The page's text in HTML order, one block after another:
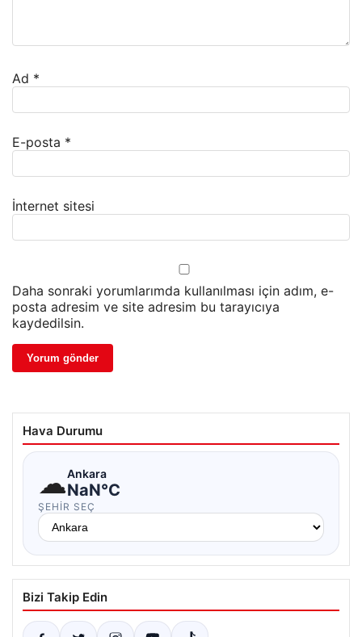
Ad *
E-posta *
İnternet sitesi
Daha sonraki yorumlarımda kullanılması için adım, e-
posta adresim ve site adresim bu tarayıcıya
kaydedilsin.
Hava Durumu
☁Ankara
NaN°C
ŞEHIR SEÇ
Bizi Takip Edin